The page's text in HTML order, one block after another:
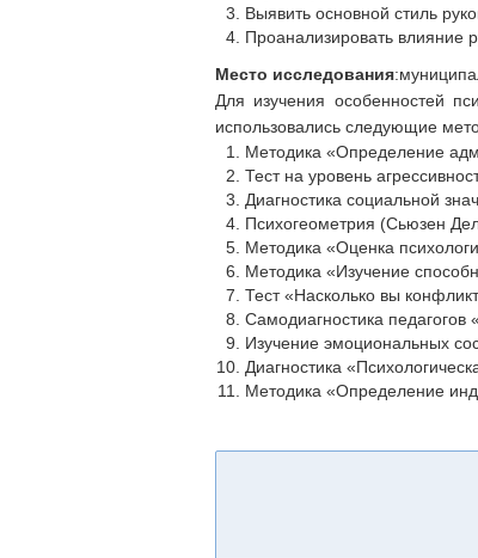
Выявить основной стиль
Проанализировать влияние
Место исследования
Для изучения особенностей
использовались следующие
Методика «Определение
Тест на уровень
Диагностика социальной
Психогеометрия (Сьюзен
Методика «Оценка
Методика «Изучение
Тест «Насколько вы
Самодиагностика педагогов
Изучение эмоциональных
Диагностика
Методика «Определение